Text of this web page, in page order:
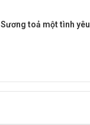
Sương toả một tình yêu